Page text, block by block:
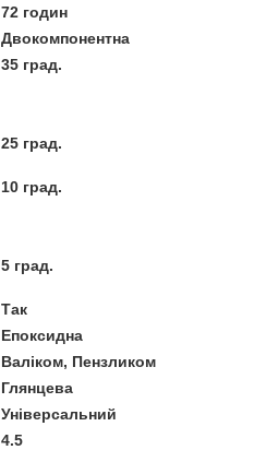
72 годин
Двокомпонентна
35 град.
25 град.
10 град.
5 град.
Так
Епоксидна
Валіком, Пензликом
Глянцева
Універсальний
4.5